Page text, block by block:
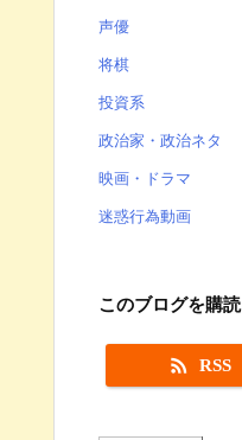
声優
将棋
投資系
政治家・政治ネタ
映画・ドラマ
迷惑行為動画
このブログを購読
 RSS